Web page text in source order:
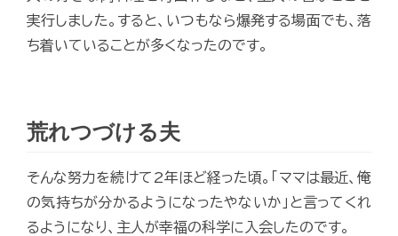
実行しました。すると、いつもなら爆発する場面でも、落
ち着いていることが多くなったのです。
荒れつづける夫
そんな努力を続けて2年ほど経った頃。「ママは最近、俺
の気持ちが分かるようになったやないか」と言ってくれ
るようになり、主人が幸福の科学に入会したのです。